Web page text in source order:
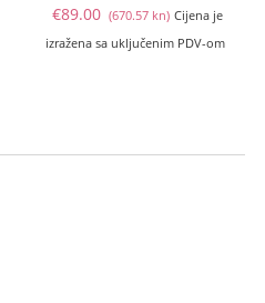
bila
kn).
€89.00 (670.57 kn)Trenutna
cijena
kn).
Cijena je
izražena sa uključenim PDV-om